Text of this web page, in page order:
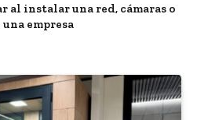
al instalar una red, cámaras o
empresa